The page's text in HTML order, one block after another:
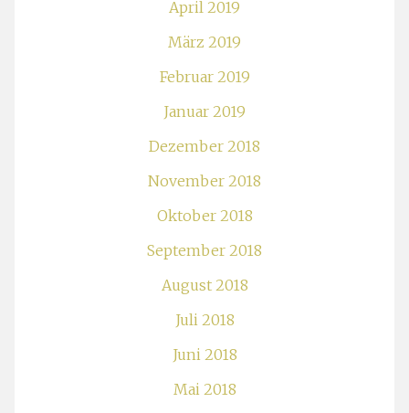
April 2019
März 2019
Februar 2019
Januar 2019
Dezember 2018
November 2018
Oktober 2018
September 2018
August 2018
Juli 2018
Juni 2018
Mai 2018